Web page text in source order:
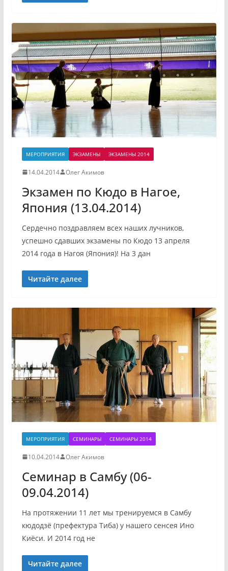
МЕРОПРИЯТИЯ ЭКЗАМЕНЫ ЭКЗАМЕНЫ 2014
14.04.2014 Олег Акимов
Экзамен по Кюдо в Нагое,
Япония (13.04.2014)
Сердечно поздравляем всех наших лучников,
успешно сдавших экзамены по Кюдo 13 апреля
2014 года в Нагоя (Япония)! На 3 дан
Читайте далее
МЕРОПРИЯТИЯ СЕМИНАРЫ СЕМИНАРЫ 2014
10.04.2014 Олег Акимов
Семинар в Самбу (06-
09.04.2014)
На протяжении 11 лет мы тренируемся в Самбу
кюдодзё (префектура Тиба) у нашего сенсея Ино
Киёси. И 2014 год не
Читайте далее